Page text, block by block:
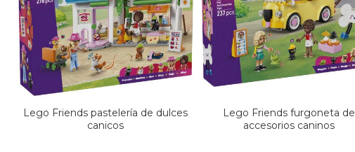
Lego Friends pastelería de dulces
canicos
Lego Friends furgoneta de
accesorios caninos